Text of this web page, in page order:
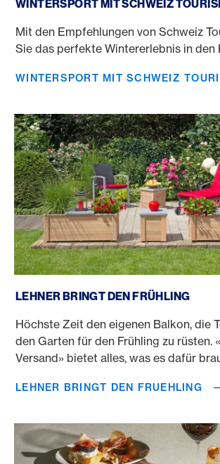
WINTERSPORT MIT SCHWEIZ
Mit den Empfehlungen von Schweiz
Sie das perfekte Wintererlebnis in den
WINTERSPORT MIT SCHWEIZ
LEHNER BRINGT DEN FRÜHLING
Höchste Zeit den eigenen Balkon, die
den Garten für den Frühling zu rüsten.
Versand» bietet alles, was es dafür
LEHNER BRINGT DEN FRUEHLING